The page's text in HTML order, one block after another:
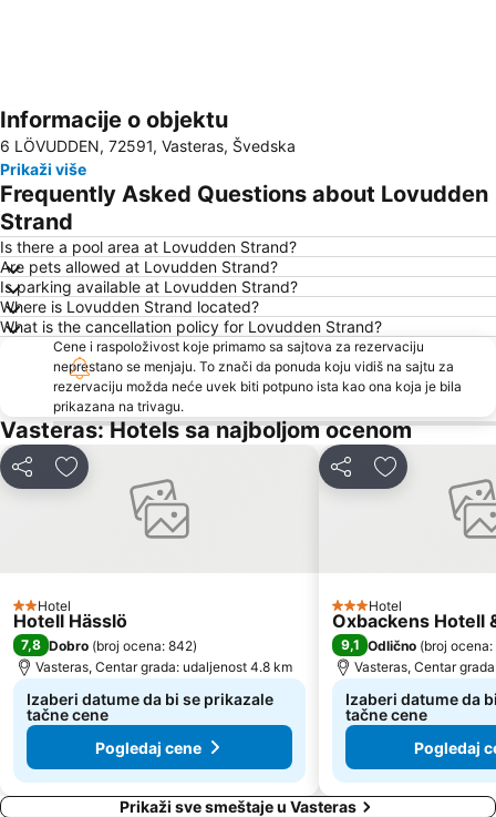
Proširi mapu
Informacije o objektu
6 LÖVUDDEN, 72591, Vasteras, Švedska
Prikaži više
Frequently Asked Questions about Lovudden
Strand
Is there a pool area at Lovudden Strand?
Are pets allowed at Lovudden Strand?
Is parking available at Lovudden Strand?
Where is Lovudden Strand located?
What is the cancellation policy for Lovudden Strand?
Cene i raspoloživost koje primamo sa sajtova za rezervaciju
neprestano se menjaju. To znači da ponuda koju vidiš na sajtu za
rezervaciju možda neće uvek biti potpuno ista kao ona koja je bila
prikazana na trivagu.
Vasteras: Hotels sa najboljom ocenom
Deli Dodati u favorite
2 Zvezdice
Hotel
Hotell Hässlö
7,8 Dobro (broj ocena: 842)
Vasteras, Centar grada: udaljenost 4.8 km
Izaberi datume da bi se prikazale
tačne cene
Pogledaj cene
Deli Dodati u
3 Zvezdice
Hotel
Oxbackens Hotell
9,1 Odlično (broj
Vasteras, Centar
Izaberi datume da
tačne cene
Pogledaj
Prikaži sve smeštaje u Vasteras